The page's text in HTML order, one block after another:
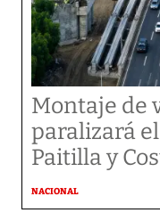
Montaje de
paralizará
Paitilla y
NACIONAL